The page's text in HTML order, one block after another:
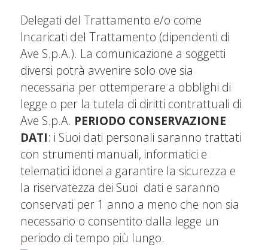
Delegati del Trattamento e/o come
Incaricati del Trattamento (dipendenti di
Ave S.p.A.). La comunicazione a soggetti
diversi potrà avvenire solo ove sia
necessaria per ottemperare a obblighi di
legge o per la tutela di diritti contrattuali di
Ave S.p.A. PERIODO CONSERVAZIONE
DATI: i Suoi dati personali saranno trattati
con strumenti manuali, informatici e
telematici idonei a garantire la sicurezza e
la riservatezza dei Suoi dati e saranno
conservati per 1 anno a meno che non sia
necessario o consentito dalla legge un
periodo di tempo più lungo.